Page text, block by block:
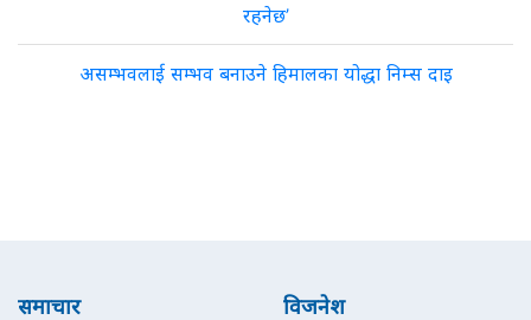
रहनेछ’
असम्भवलाई सम्भव बनाउने हिमालका योद्धा निम्स दाइ
समाचार विजनेश